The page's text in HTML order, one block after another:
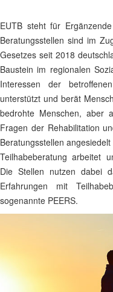
EUTB steht für
Beratungsstellen sind im
Gesetzes seit 2018
Baustein im regionalen
Interessen der
unterstützt und berät
bedrohte Menschen, aber
Fragen der Rehabilitation
Beratungsstellen
Teilhabeberatung arbeitet
Die Stellen nutzen dabei
Erfahrungen mit
sogenannte PEERS.